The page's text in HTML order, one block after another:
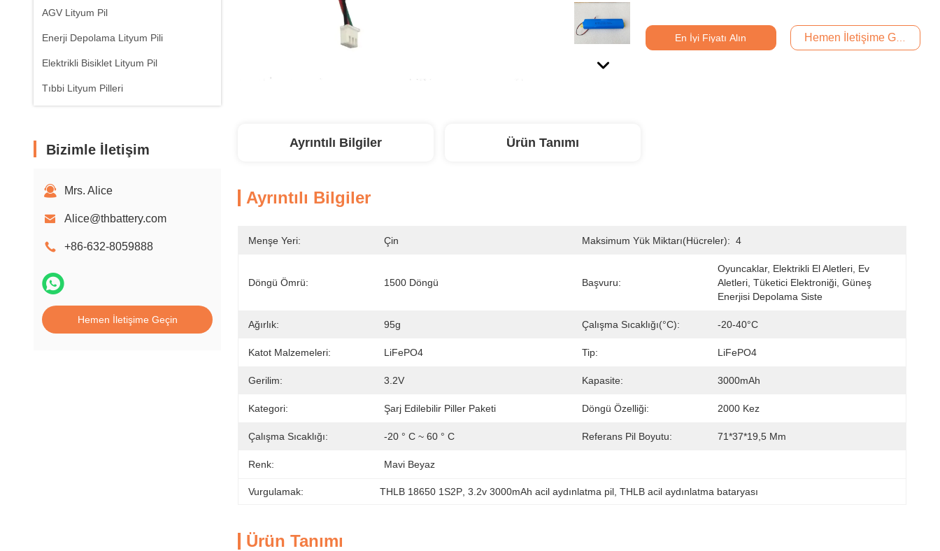
AGV Lityum Pil
Enerji Depolama Lityum Pili
Elektrikli Bisiklet Lityum Pil
Tıbbi Lityum Pilleri
Bizimle İletişim
Mrs. Alice
Alice@thbattery.com
+86-632-8059888
Hemen İletişime Geçin
En İyi Fiyatı Alın Hemen İletişime Geçin
Ayrıntılı Bilgiler Ürün Tanımı
Ayrıntılı Bilgiler
Menşe Yeri: Çin Maksimum Yük Miktarı(hücreler): 4
Döngü Ömrü: 1500 Döngü Başvuru:
Oyuncaklar, Elektrikli El Aletleri, Ev
Aletleri, Tüketici Elektroniği, Güneş
Enerjisi Depolama Siste
Ağırlık: 95g Çalışma Sıcaklığı(°C): -20-40°C
Katot Malzemeleri: LiFePO4 Tip: LiFePO4
Gerilim: 3.2V Kapasite: 3000mAh
Kategori: Şarj Edilebilir Piller Paketi Döngü Özelliği: 2000 Kez
Çalışma Sıcaklığı: -20 ° C ~ 60 ° C Referans Pil Boyutu: 71*37*19,5 Mm
Renk: Mavi Beyaz
Vurgulamak: THLB 18650 1S2P , 3.2v 3000mAh acil aydınlatma pil , THLB acil aydınlatma bataryası
Ürün Tanımı